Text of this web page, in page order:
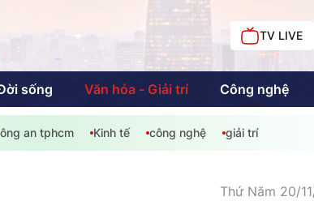
TV LIVE
sống Văn hóa - Giải trí Công nghệ
trí
Giáo dục Kinh tế
an tphcm Kinh tế công nghệ giải trí
Thứ Năm 20/